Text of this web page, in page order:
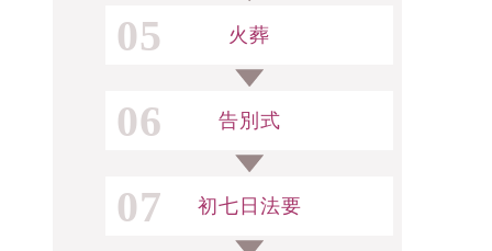
05 火葬
06 告別式
07 初七日法要